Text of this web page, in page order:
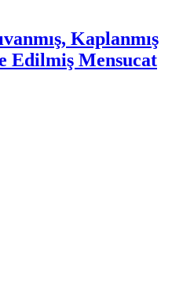
Kaplanmış
Edilmiş Mensucat